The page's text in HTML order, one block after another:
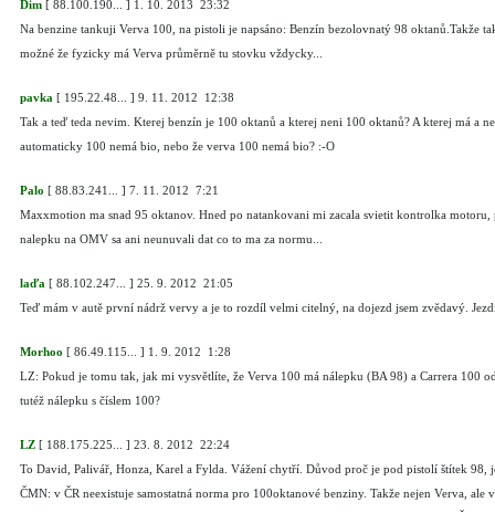
Dim [ 88.100.190... ] 1. 10. 2013 23:32
Na benzine tankuji Verva 100, na pistoli je napsáno: Benzín bezolovnatý 98 oktanů.Takže
možné že fyzicky má Verva průměrně tu stovku vždycky...
pavka [ 195.22.48... ] 9. 11. 2012 12:38
Tak a teď teda nevim. Kterej benzín je 100 oktanů a kterej neni 100 oktanů? A kterej má a
automaticky 100 nemá bio, nebo že verva 100 nemá bio? :-O
Palo [ 88.83.241... ] 7. 11. 2012 7:21
Maxxmotion ma snad 95 oktanov. Hned po natankovani mi zacala svietit kontrolka motoru,
nalepku na OMV sa ani neunuvali dat co to ma za normu...
laďa [ 88.102.247... ] 25. 9. 2012 21:05
Teď mám v autě první nádrž vervy a je to rozdíl velmi citelný, na dojezd jsem zvědavý.
Morhoo [ 86.49.115... ] 1. 9. 2012 1:28
LZ: Pokud je tomu tak, jak mi vysvětlíte, že Verva 100 má nálepku (BA 98) a Carrera 100
tutéž nálepku s číslem 100?
LZ [ 188.175.225... ] 23. 8. 2012 22:24
To David, Palivář, Honza, Karel a Fylda. Vážení chytří. Důvod proč je pod pistolí štítek 98,
ČMN: v ČR neexistuje samostatná norma pro 100oktanové benziny. Takže nejen Verva,